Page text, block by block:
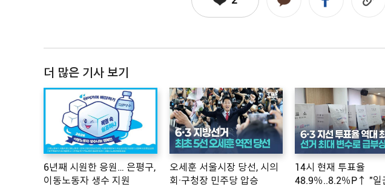
더 많은 기사 보기
6년째 시원한 응원… 은평구,
이동노동자 생수 지원
오세훈 서울시장 당선, 시의
회·구청장 민주당 압승
14시 현재 투표율
48.9％..8.2％P↑ "일